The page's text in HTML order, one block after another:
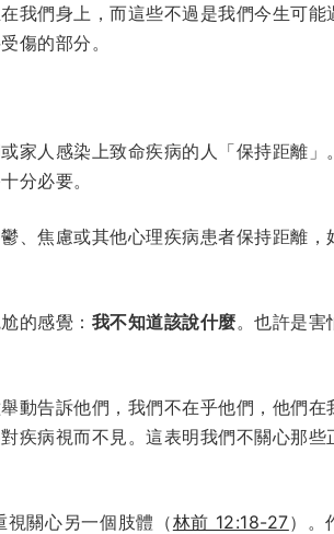
我們身上，而這些不過是我們今生可能
傷的部分。
家人感染上致命疾病的人「保持距離」
分必要。
、焦慮或其他心理疾病患者保持距離，
的感覺： 我不知道該說什麼。也許是害
動告訴他們，我們不在乎他們，他們在
疾病視而不見。這表明我們不關心那些
關心另一個肢體（林前 12:18-27）。